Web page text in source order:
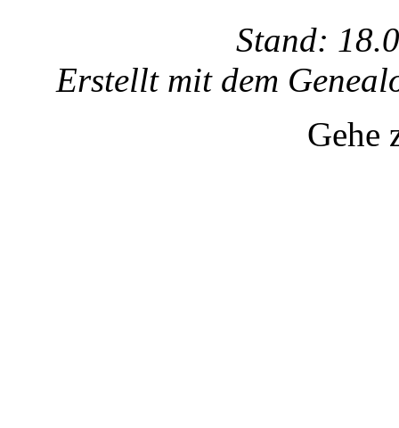
Stand:
Erstellt mit dem
Gehe